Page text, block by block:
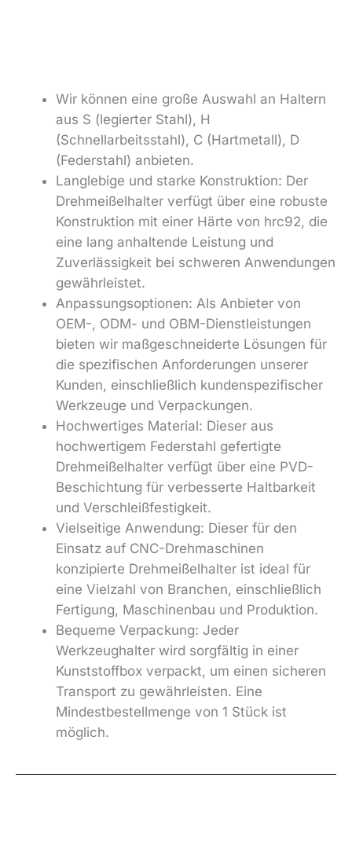
Wir können eine große Auswahl an Haltern
aus S (legierter Stahl), H
(Schnellarbeitsstahl), C (Hartmetall), D
(Federstahl) anbieten.
Langlebige und starke Konstruktion: Der
Drehmeißelhalter verfügt über eine robuste
Konstruktion mit einer Härte von hrc92, die
eine lang anhaltende Leistung und
Zuverlässigkeit bei schweren Anwendungen
gewährleistet.
Anpassungsoptionen: Als Anbieter von
OEM-, ODM- und OBM-Dienstleistungen
bieten wir maßgeschneiderte Lösungen für
die spezifischen Anforderungen unserer
Kunden, einschließlich kundenspezifischer
Werkzeuge und Verpackungen.
Hochwertiges Material: Dieser aus
hochwertigem Federstahl gefertigte
Drehmeißelhalter verfügt über eine PVD-
Beschichtung für verbesserte Haltbarkeit
und Verschleißfestigkeit.
Vielseitige Anwendung: Dieser für den
Einsatz auf CNC-Drehmaschinen
konzipierte Drehmeißelhalter ist ideal für
eine Vielzahl von Branchen, einschließlich
Fertigung, Maschinenbau und Produktion.
Bequeme Verpackung: Jeder
Werkzeughalter wird sorgfältig in einer
Kunststoffbox verpackt, um einen sicheren
Transport zu gewährleisten. Eine
Mindestbestellmenge von 1 Stück ist
möglich.